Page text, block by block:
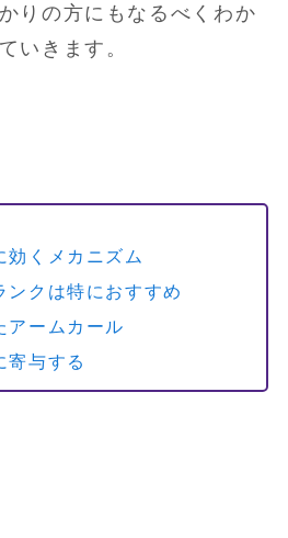
りの方にもなるべくわか
いきます。
効くメカニズム
ンクは特におすすめ
アームカール
寄与する